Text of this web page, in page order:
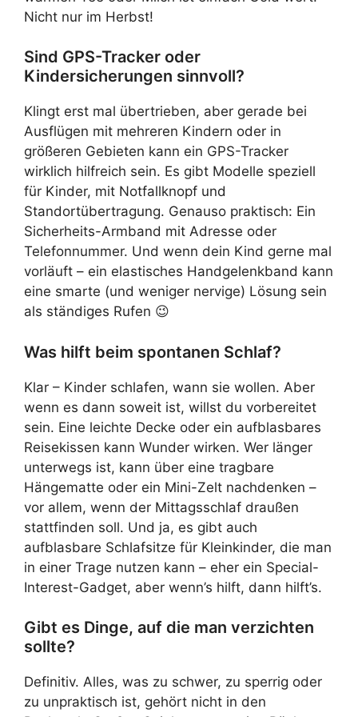
Nicht nur im Herbst!
Sind GPS-Tracker oder
Kindersicherungen sinnvoll?
Klingt erst mal übertrieben, aber gerade bei
Ausflügen mit mehreren Kindern oder in
größeren Gebieten kann ein GPS-Tracker
wirklich hilfreich sein. Es gibt Modelle speziell
für Kinder, mit Notfallknopf und
Standortübertragung. Genauso praktisch: Ein
Sicherheits-Armband mit Adresse oder
Telefonnummer. Und wenn dein Kind gerne mal
vorläuft – ein elastisches Handgelenkband kann
eine smarte (und weniger nervige) Lösung sein
als ständiges Rufen 😉
Was hilft beim spontanen Schlaf?
Klar – Kinder schlafen, wann sie wollen. Aber
wenn es dann soweit ist, willst du vorbereitet
sein. Eine leichte Decke oder ein aufblasbares
Reisekissen kann Wunder wirken. Wer länger
unterwegs ist, kann über eine tragbare
Hängematte oder ein Mini-Zelt nachdenken –
vor allem, wenn der Mittagsschlaf draußen
stattfinden soll. Und ja, es gibt auch
aufblasbare Schlafsitze für Kleinkinder, die man
in einer Trage nutzen kann – eher ein Special-
Interest-Gadget, aber wenn’s hilft, dann hilft’s.
Gibt es Dinge, auf die man verzichten
sollte?
Definitiv. Alles, was zu schwer, zu sperrig oder
zu unpraktisch ist, gehört nicht in den